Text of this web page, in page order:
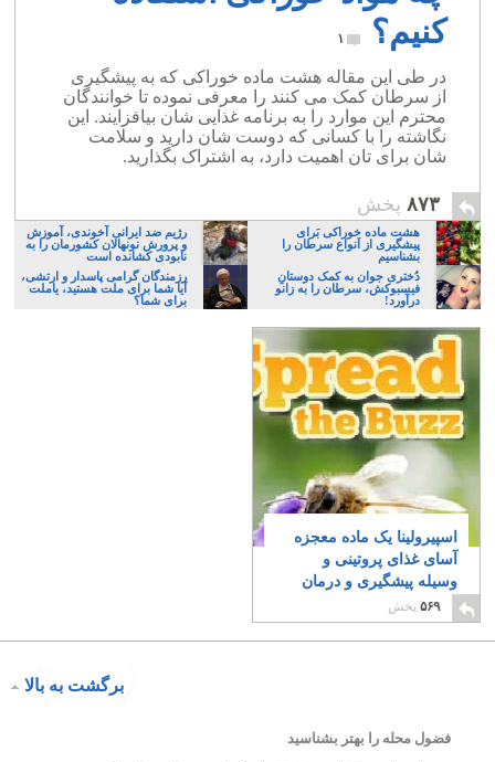
کنیم؟
۱
در طی این مقاله هشت ماده خوراکی که به پیشگیری
از سرطان کمک می کنند را معرفی نموده تا خوانندگان
محترم این موارد را به برنامه غذایی شان بیافزایند. این
نگاشته را با کسانی که دوست شان دارید و سلامت
شان برای تان اهمیت دارد، به اشتراک بگذارید.
۸۷۳ پخش
هشت ماده خوراکی بَرای
پیشگیری از اَنواع سرطان را
بشناسیم
رژیم ضد ایرانی آخوندی، آموزش
و پرورش نونهالان کشورمان را به
نابودی کشانده است
دُختری جوان به کمک دوستانِ
فیسبوکش، سرطان را به زانو
درآورد!
رزمندگان گرامی پاسدار و ارتشی،
آیا شما برای ملت هستید، یاملت
برای شما؟
اسپیرولینا یک ماده معجزه
آسای غذای پروتینی و
وسیله پیشگیری و درمان
بیماری ها
۵۶۹ پخش
برگشت به بالا
فضول محله را بهتر بشناسید